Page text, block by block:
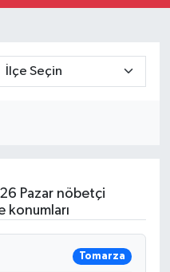
Pazar nöbetçi
konumları
Tomarza